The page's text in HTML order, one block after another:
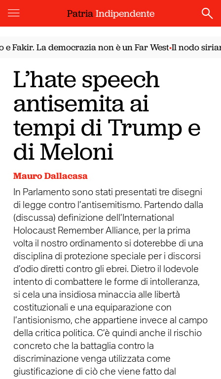
PatriaIndipendente
La democrazia non è un Far West•Il nodo siriano. Il
L’hate speech
antisemita ai
tempi di Trump e
di Meloni
Mauro Dallacasa
In Parlamento sono stati presentati tre disegni
di legge contro l’antisemitismo. Partendo dalla
(discussa) definizione dell’International
Holocaust Remember Alliance, per la prima
volta il nostro ordinamento si doterebbe di una
disciplina di protezione speciale per i discorsi
d’odio diretti contro gli ebrei. Dietro il lodevole
intento di combattere le forme di intolleranza,
si cela una insidiosa minaccia alle libertà
costituzionali e una equiparazione con
l’antisionismo, che appartiene invece al campo
della critica politica. C’è quindi anche il rischio
concreto che la battaglia contro la
discriminazione venga utilizzata come
giustificazione di ciò che viene fatto dal